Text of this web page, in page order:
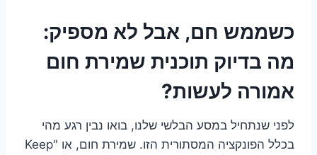
כשממש חם, אבל לא מספיק:
מה בדיוק תוכנית שמירת חום
אמורה לעשות?
לפני שנתחיל במסע הבלשי שלנו, בואו נבין רגע מהי
בכלל הפונקציה המסתורית הזו. שמירת חום, או "Keep